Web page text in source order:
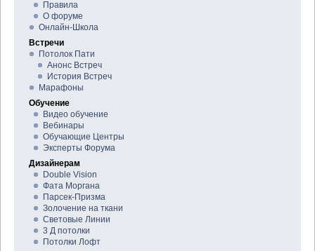
Правила
О форуме
Онлайн-Школа
Встречи
Потолок Пати
Анонс Встреч
История Встреч
Марафоны
Обучение
Видео обучение
Вебинары
Обучающие Центры
Эксперты Форума
Дизайнерам
Double Vision
Фата Моргана
Парсек-Призма
Золочение на ткани
Световые Линии
3 Д потолки
Потолки Лофт